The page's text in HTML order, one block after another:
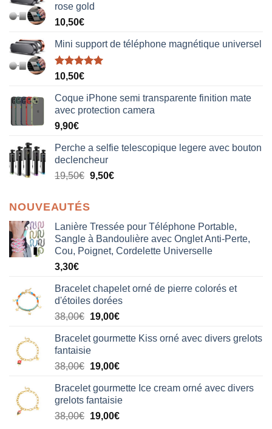
rose gold
10,50€
Mini support de téléphone magnétique universel
Note5.00
10,50€
Coque iPhone semi transparente finition mate
avec protection camera
9,90€
Perche a selfie telescopique legere avec bouton
declencheur
19,50€ 9,50€
NOUVEAUTÉS
Lanière Tressée pour Téléphone Portable,
Sangle à Bandoulière avec Onglet Anti-Perte,
Cou, Poignet, Cordelette Universelle
3,30€
Bracelet chapelet orné de pierre colorés et
d'étoiles dorées
38,00€ Le
initial
était :
38,00€.
19,00€Le
actuel
19,00€.
Bracelet gourmette Kiss orné avec divers grelots
fantaisie
38,00€ Le
initial
était :
38,00€.
19,00€Le
actuel
est :
19,00€.
Bracelet gourmette Ice cream orné avec divers
grelots fantaisie
38,00€ Le
19,00€Le